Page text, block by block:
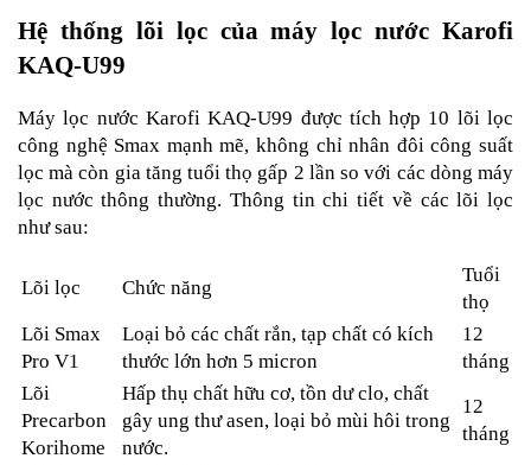
Hệ thống lõi lọc của máy lọc nước Karofi
KAQ-U99
Máy lọc nước Karofi KAQ-U99 được tích hợp 10 lõi lọc
công nghệ Smax mạnh mẽ, không chỉ nhân đôi công suất
lọc mà còn gia tăng tuổi thọ gấp 2 lần so với các dòng máy
lọc nước thông thường. Thông tin chi tiết về các lõi lọc
như sau:
Lõi lọc Chức năng
Tuổi
thọ
Lõi Smax
Pro V1
Loại bỏ các chất rắn, tạp chất có kích
thước lớn hơn 5 micron
12
tháng
Lõi
Precarbon
Korihome
Hấp thụ chất hữu cơ, tồn dư clo, chất
gây ung thư asen, loại bỏ mùi hôi trong
nước.
12
tháng